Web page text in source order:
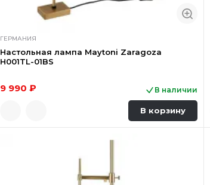
ГЕРМАНИЯ
Настольная лампа Maytoni Zaragoza
H001TL-01BS
9 990 ₽ В наличии
В корзину